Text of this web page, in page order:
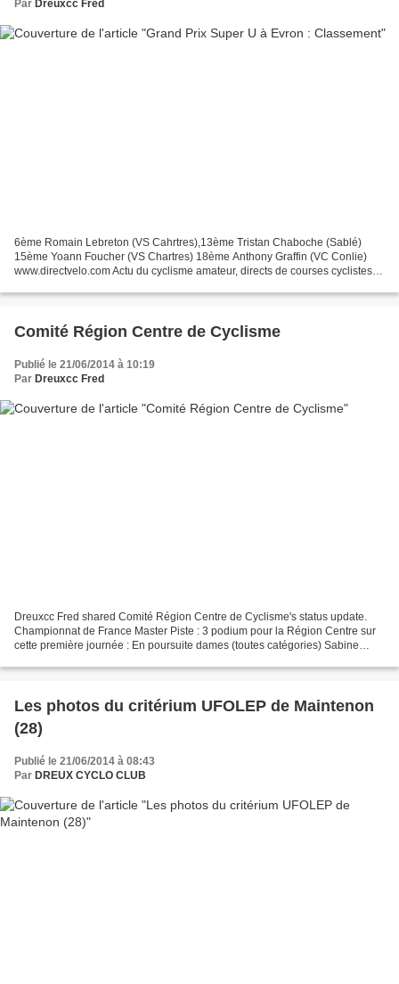
Par Dreuxcc Fred
6ème Romain Lebreton (VS Cahrtres),13ème Tristan Chaboche (Sablé)
15ème Yoann Foucher (VS Chartres) 18ème Anthony Graffin (VC Conlie)
www.directvelo.com Actu du cyclisme amateur, directs de courses cyclistes
Comité Région Centre de Cyclisme
Publié le 21/06/2014 à 10:19
Par Dreuxcc Fred
Dreuxcc Fred shared Comité Région Centre de Cyclisme's status update.
Championnat de France Master Piste : 3 podium pour la Région Centre sur
cette première journée : En poursuite dames (toutes catégories) Sabine
Les photos du critérium UFOLEP de Maintenon
(28)
Publié le 21/06/2014 à 08:43
Par DREUX CYCLO CLUB